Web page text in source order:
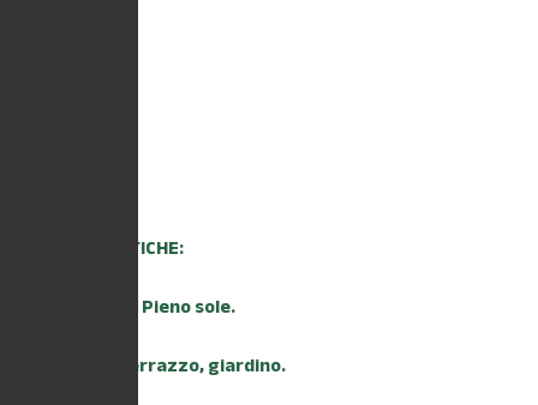
CARATTERISTICHE:
Pieno sole.
Terrazzo, giardino.